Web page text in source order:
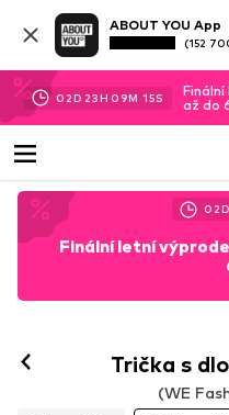
ABOUT YOU App
(152
02D 23H 09M 13S
až do
02D
Finální letní
Trička s
(WE